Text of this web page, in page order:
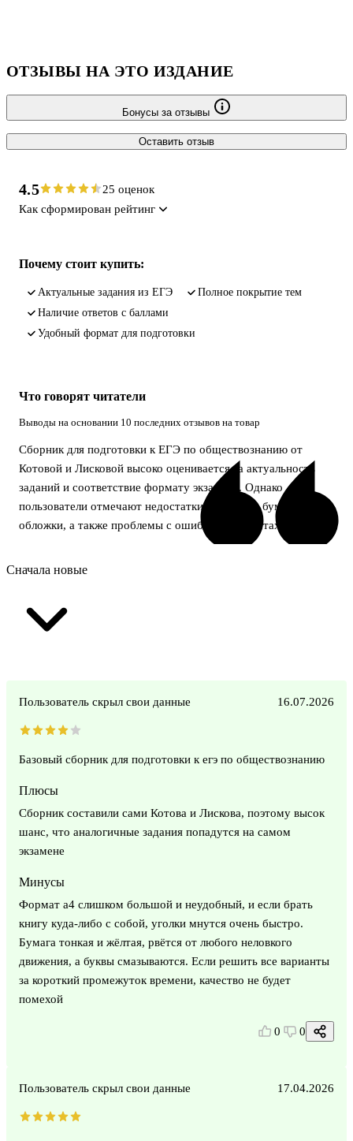
ОТЗЫВЫ НА ЭТО ИЗДАНИЕ
Бонусы за отзывы
Оставить отзыв
4.5
25 оценок
Как сформирован рейтинг
Почему стоит купить:
актуальные задания из ЕГЭ
полное покрытие тем
наличие ответов с баллами
удобный формат для подготовки
Что говорят читатели
Выводы на основании 10 последних отзывов на товар
Сборник для подготовки к ЕГЭ по обществознанию от
Котовой и Лисковой высоко оценивается за актуальность
заданий и соответствие формату экзамена. Однако
пользователи отмечают недостатки в качестве бумаги и
обложки, а также проблемы с ошибками в ответах.
Сначала новые
Пользователь скрыл свои данные 16.07.2026
Базовый сборник для подготовки к егэ по обществознанию
Плюсы
Сборник составили сами Котова и Лискова, поэтому высок
шанс, что аналогичные задания попадутся на самом
экзамене
Минусы
Формат а4 слишком большой и неудобный, и если брать
книгу куда-либо с собой, уголки мнутся очень быстро.
Бумага тонкая и жёлтая, рвётся от любого неловкого
движения, а буквы смазываются. Если решить все варианты
за короткий промежуток времени, качество не будет
помехой
0 0
Пользователь скрыл свои данные 17.04.2026